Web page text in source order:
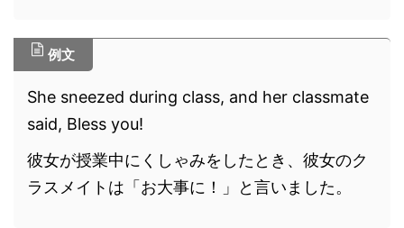
例文
She sneezed during class, and her classmate
said, Bless you!
彼女が授業中にくしゃみをしたとき、彼女のク
ラスメイトは「お大事に！」と言いました。